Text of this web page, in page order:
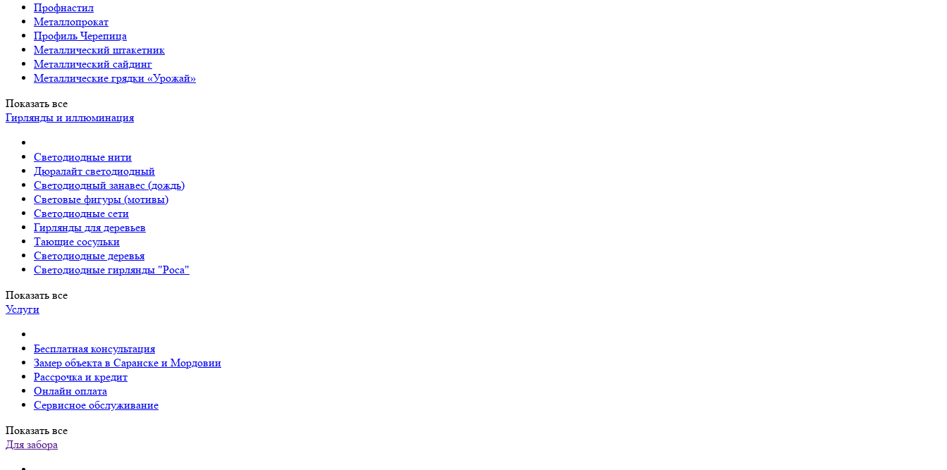
Профнастил
Металлопрокат
Профиль Черепица
Металлический штакетник
Металлический сайдинг
Металлические грядки «Урожай»
Показать все
Гирлянды и иллюминация
Светодиодные нити
Дюралайт светодиодный
Светодиодный занавес (дождь)
Световые фигуры (мотивы)
Светодиодные сети
Гирлянды для деревьев
Тающие сосульки
Светодиодные деревья
Светодиодные гирлянды "Роса"
Показать все
Услуги
Бесплатная консультация
Замер объекта в Саранске и Мордовии
Рассрочка и кредит
Онлайн оплата
Сервисное обслуживание
Показать все
Для забора